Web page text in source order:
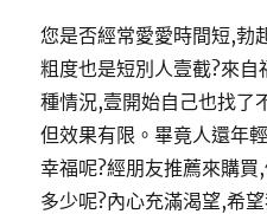
您是否經常愛愛時間短,勃
粗度也是短別人壹截?來
種情況,壹開始自己也找了
但效果有限。畢竟人還年
幸福呢?經朋友推薦來購
多少呢?內心充滿渴望,希